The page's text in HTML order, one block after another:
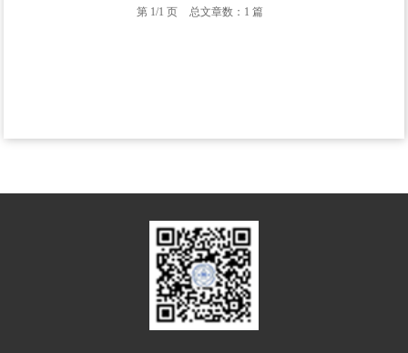
第 1/1 页 总文章数：1 篇